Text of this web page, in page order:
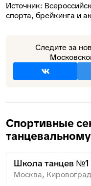
Источник:
спорта, брейкинга и
Следите за
Спортивные
Школа танцев №1
Москва,